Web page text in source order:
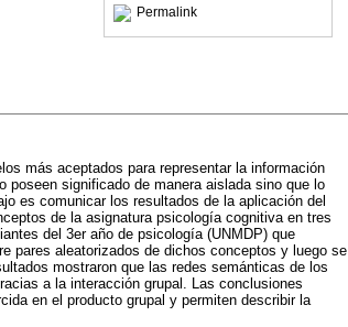
Permalink
más aceptados para representar la información
poseen significado de manera aislada sino que lo
es comunicar los resultados de la aplicación del
de la asignatura psicología cognitiva en tres
del 3er año de psicología (UNMDP) que
pares aleatorizados de dichos conceptos y luego se
mostraron que las redes semánticas de los
a la interacción grupal. Las conclusiones
en el producto grupal y permiten describir la